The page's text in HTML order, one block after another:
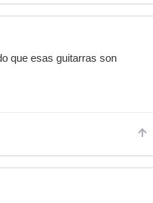
que esas guitarras son